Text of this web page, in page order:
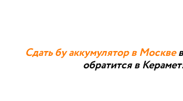
Сдать бу аккумулятор в Москве
обратится в